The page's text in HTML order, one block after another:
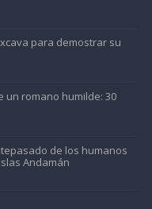
para demostrar su
un romano humilde: 30
de los humanos
Andamán